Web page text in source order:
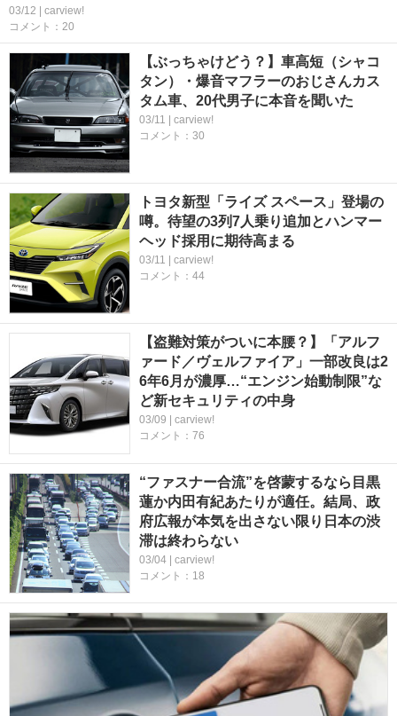
03/12 | carview!
コメント：20
【ぶっちゃけどう？】車高短（シャコ
タン）・爆音マフラーのおじさんカス
タム車、20代男子に本音を聞いた
03/11 | carview!
コメント：30
トヨタ新型「ライズ スペース」登場の
噂。待望の3列7人乗り追加とハンマー
ヘッド採用に期待高まる
03/11 | carview!
コメント：44
【盗難対策がついに本腰？】「アルフ
ァード／ヴェルファイア」一部改良は2
6年6月が濃厚…“エンジン始動制限”な
ど新セキュリティの中身
03/09 | carview!
コメント：76
“ファスナー合流”を啓蒙するなら目黒
蓮か内田有紀あたりが適任。結局、政
府広報が本気を出さない限り日本の渋
滞は終わらない
03/04 | carview!
コメント：18